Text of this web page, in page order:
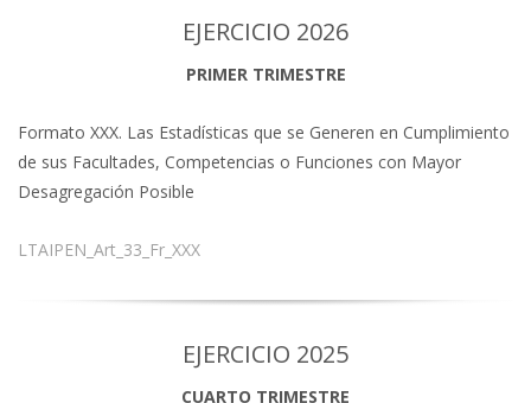
EJERCICIO 2026
PRIMER TRIMESTRE
Formato XXX. Las Estadísticas que se Generen en Cumplimiento
de sus Facultades, Competencias o Funciones con Mayor
Desagregación Posible
LTAIPEN_Art_33_Fr_XXX
EJERCICIO 2025
CUARTO TRIMESTRE